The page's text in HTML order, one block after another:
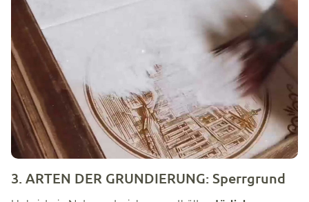
3. ARTEN DER GRUNDIERUNG: Sperrgrund